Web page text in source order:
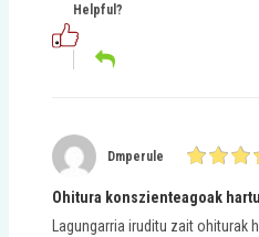
Helpful?
Dmperule
Ohitura konszienteagoak hartu
Lagungarria iruditu zait ohiturak